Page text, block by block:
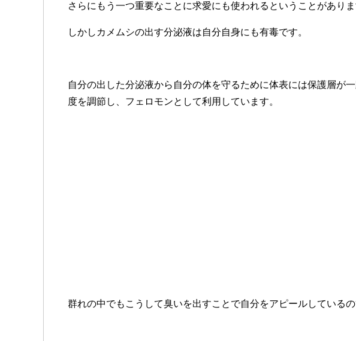
さらにもう一つ重要なことに求愛にも使われるということがありま
しかしカメムシの出す分泌液は自分自身にも有毒です。
自分の出した分泌液から自分の体を守るために体表には保護層が
度を調節し、フェロモンとして利用しています。
群れの中でもこうして臭いを出すことで自分をアピールしているの